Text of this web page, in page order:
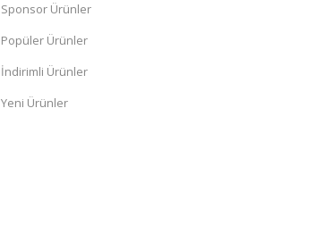
Sponsor Ürünler
Popüler Ürünler
İndirimli Ürünler
Yeni Ürünler